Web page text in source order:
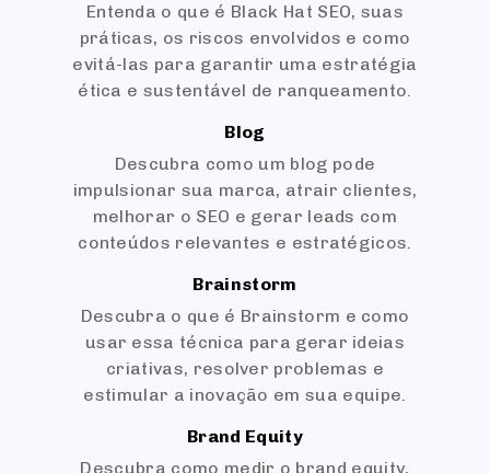
Entenda o que é Black Hat SEO, suas
práticas, os riscos envolvidos e como
evitá-las para garantir uma estratégia
ética e sustentável de ranqueamento.
Blog
Descubra como um blog pode
impulsionar sua marca, atrair clientes,
melhorar o SEO e gerar leads com
conteúdos relevantes e estratégicos.
Brainstorm
Descubra o que é Brainstorm e como
usar essa técnica para gerar ideias
criativas, resolver problemas e
estimular a inovação em sua equipe.
Brand Equity
Descubra como medir o brand equity,